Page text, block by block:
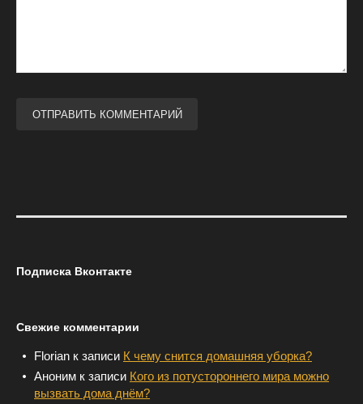
Подписка Вконтакте
Свежие комментарии
Florian к записи К чему снится домашняя уборка?
Аноним к записи Кого из потустороннего мира можно
вызвать дома днём?